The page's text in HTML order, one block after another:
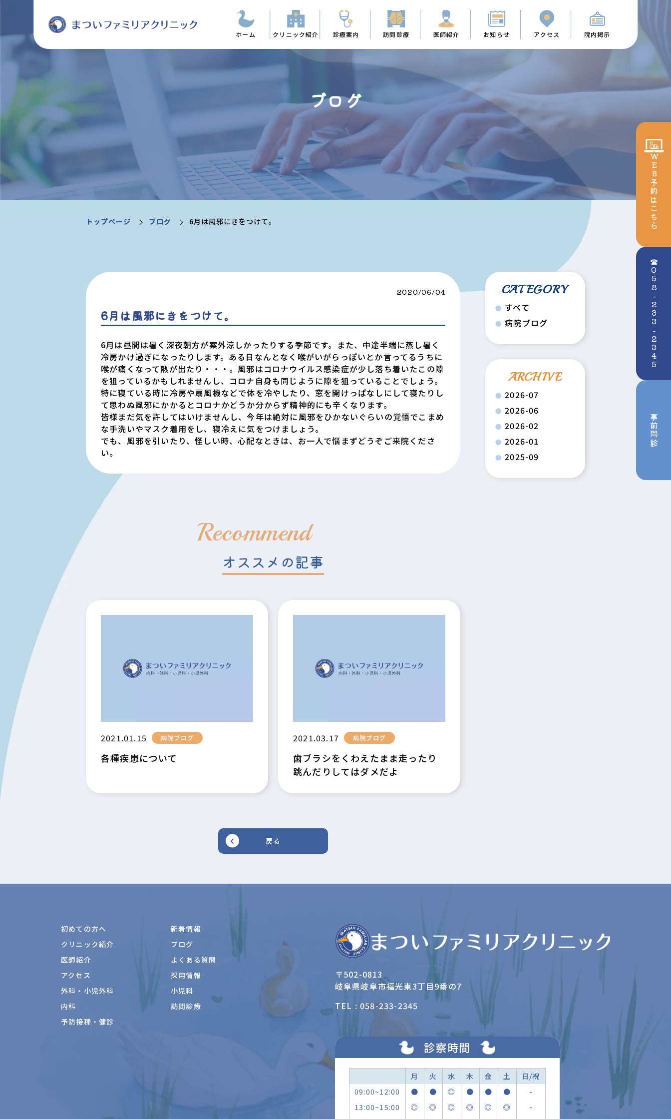
ホーム クリニック紹介 診療案内 訪問診療 医師紹介 お知らせ アクセス 院内掲示
ブログ
トップページ ブログ 6月は風邪にきをつけて。
2020/06/04
6月は風邪にきをつけて。
6月は昼間は暑く深夜朝方が案外涼しかったりする季節です。また、中途半端に蒸し暑く
冷房かけ過ぎになったりします。ある日なんとなく喉がいがらっぽいとか言ってるうちに
喉が痛くなって熱が出たり・・・。風邪はコロナウイルス感染症が少し落ち着いたこの隙
を狙っているかもしれませんし、コロナ自身も同じように隙を狙っていることでしょう。
特に寝ている時に冷房や扇風機などで体を冷やしたり、窓を開けっぱなしにして寝たりし
て思わぬ風邪にかかるとコロナかどうか分からず精神的にも辛くなります。
皆様まだ気を許してはいけませんし、今年は絶対に風邪をひかないぐらいの覚悟でこまめ
な手洗いやマスク着用をし、寝冷えに気をつけましょう。
でも、風邪を引いたり、怪しい時、心配なときは、お一人で悩まずどうぞご来院くださ
い。
Recommend
オススメの記事
2021.01.15 病院ブログ
各種疾患について
2021.03.17 病院ブログ
歯ブラシをくわえたまま走ったり
跳んだりしてはダメだよ
戻る
CATEGORY
すべて
病院ブログ
ARCHIVE
2026-07
2026-06
2026-02
2026-01
2025-09
初めての方へ
クリニック紹介
医師紹介
アクセス
外科・小児外科
内科
予防接種・健診
新着情報
ブログ
よくある質問
採用情報
小児科
訪問診療
〒502-0813
岐阜県岐阜市福光東3丁目9番の7
TEL : 058-233-2345
診察時間
月 火 水 木 金 土
日/祝
09:00~12:00
● ● ◎ ● ● ●
-
13:00~15:00
◎ ◎ ◎ ◎ ◎ ◎
-
WEB予約
はこちら
☎058-233-2345
事前問診